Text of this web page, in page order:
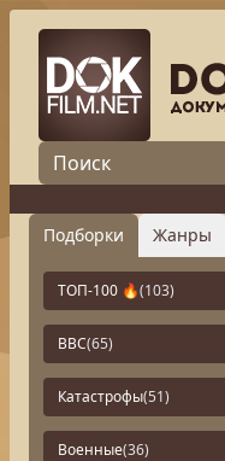
Подборки Жанры
ТОП-100 🔥(103)
BBC(65)
Катастрофы(51)
Военные(36)